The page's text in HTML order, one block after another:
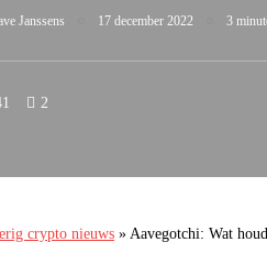
Janssens 17 december 2022 3
2
crypto nieuws » Aavegotchi: Wat